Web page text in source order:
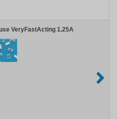
VeryFastActing 1.25A